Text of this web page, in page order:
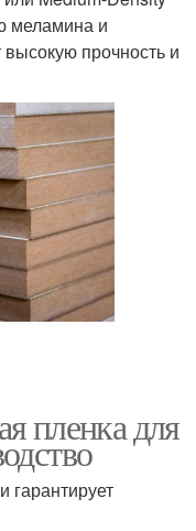
меламина и
прочность и
пленка для